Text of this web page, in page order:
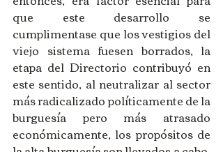
que este desarrollo se
cumplimentase que los vestigios del
viejo sistema fuesen borrados, la
etapa del Directorio contribuyó en
este sentido, al neutralizar al sector
más radicalizado políticamente de la
burguesía pero más atrasado
económicamente, los propósitos de